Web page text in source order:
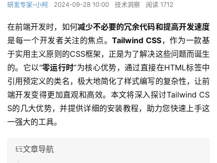
研发专家-小柯 2024-09-28 10:00 技术洞察 阅读 1712
在前端开发时，如何减少不必要的冗余代码和提高开发速度
是每一个开发者关注的焦点。Tailwind CSS，作为一款基
于实用主义原则的CSS框架，正是为了解决这些问题而诞生
的。它以“零运行时”为核心优势，通过直接在HTML标签中
引用预定义的类名，极大地简化了样式编写的复杂性，让前
端开发变得更加直观和高效。本文将深入探讨Tailwind CS
S的几大优势，并提供详细的安装教程，助力您快速上手这
一强大的工具。
文章导航